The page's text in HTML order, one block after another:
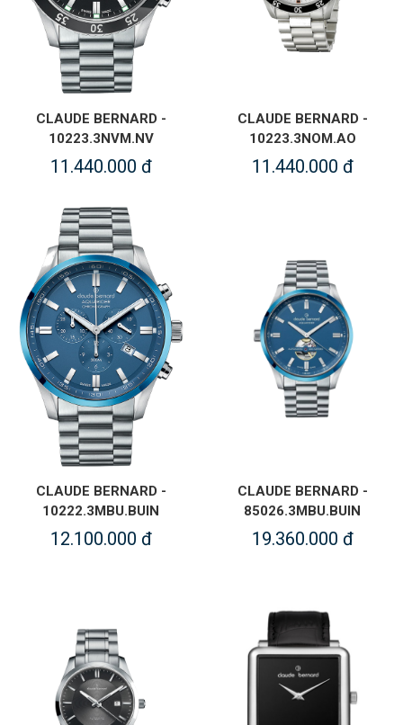
CLAUDE BERNARD -
10223.3NVM.NV
11.440.000 đ
CLAUDE BERNARD -
10223.3NOM.AO
11.440.000 đ
CLAUDE BERNARD -
10222.3MBU.BUIN
12.100.000 đ
CLAUDE BERNARD -
85026.3MBU.BUIN
19.360.000 đ